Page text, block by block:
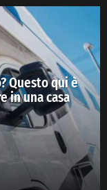
Questo qui è
in una casa